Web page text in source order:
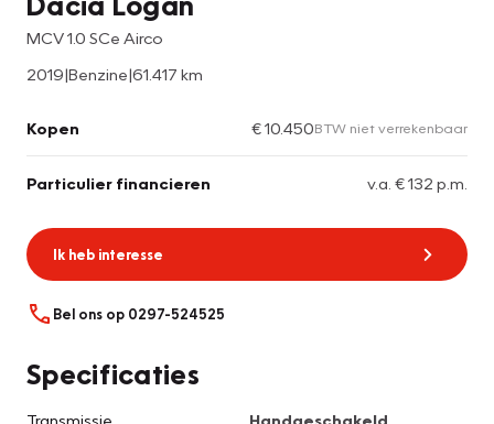
MCV 1.0 SCe Airco
2019|Benzine|61.417 km
Kopen € 10.450BTW niet verrekenbaar
Particulier financieren v.a. € 132 p.m.
Ik heb interesse
Bel ons op 0297-524525
Specificaties
Transmissie
Handgeschakeld